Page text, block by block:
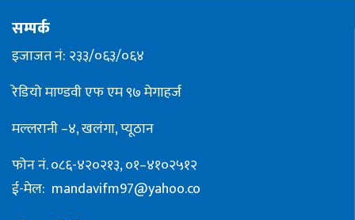
सम्पर्क
इजाजत नं: २३३/०६३/०६४
रेडियो माण्डवी एफ एम ९७ मेगाहर्ज
मल्लरानी –४, खलंगा, प्यूठान
फोन नं. ०८६-४२०२१३, ०१–४१०२५१२
ई-मेल: mandavifm97@yahoo.co